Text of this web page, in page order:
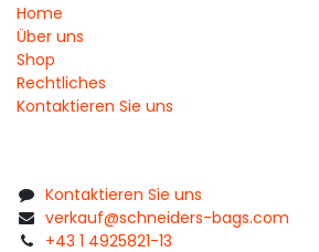
Home
Über uns
Shop
Rechtliches
Kontaktieren Sie uns
Kontaktieren Sie uns
verkauf@schneiders-bags.com
+43 1 4925821-13